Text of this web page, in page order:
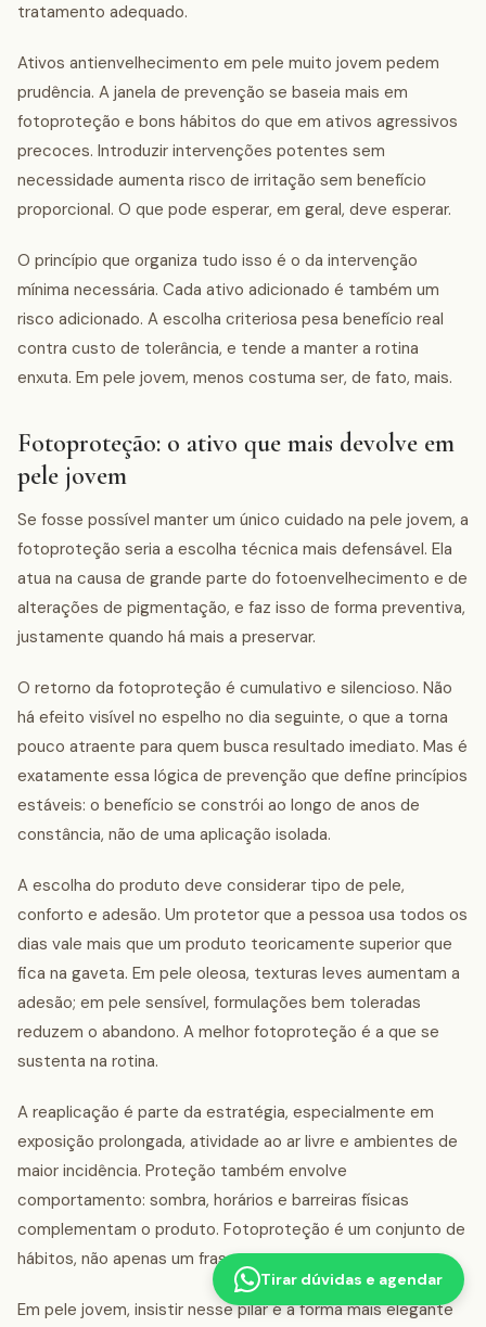
tratamento adequado.
Ativos antienvelhecimento em pele muito jovem pedem
prudência. A janela de prevenção se baseia mais em
fotoproteção e bons hábitos do que em ativos agressivos
precoces. Introduzir intervenções potentes sem
necessidade aumenta risco de irritação sem benefício
proporcional. O que pode esperar, em geral, deve esperar.
O princípio que organiza tudo isso é o da intervenção
mínima necessária. Cada ativo adicionado é também um
risco adicionado. A escolha criteriosa pesa benefício real
contra custo de tolerância, e tende a manter a rotina
enxuta. Em pele jovem, menos costuma ser, de fato, mais.
Fotoproteção: o ativo que mais devolve em
pele jovem
Se fosse possível manter um único cuidado na pele jovem, a
fotoproteção seria a escolha técnica mais defensável. Ela
atua na causa de grande parte do fotoenvelhecimento e de
alterações de pigmentação, e faz isso de forma preventiva,
justamente quando há mais a preservar.
O retorno da fotoproteção é cumulativo e silencioso. Não
há efeito visível no espelho no dia seguinte, o que a torna
pouco atraente para quem busca resultado imediato. Mas é
exatamente essa lógica de prevenção que define princípios
estáveis: o benefício se constrói ao longo de anos de
constância, não de uma aplicação isolada.
A escolha do produto deve considerar tipo de pele,
conforto e adesão. Um protetor que a pessoa usa todos os
dias vale mais que um produto teoricamente superior que
fica na gaveta. Em pele oleosa, texturas leves aumentam a
adesão; em pele sensível, formulações bem toleradas
reduzem o abandono. A melhor fotoproteção é a que se
sustenta na rotina.
A reaplicação é parte da estratégia, especialmente em
exposição prolongada, atividade ao ar livre e ambientes de
maior incidência. Proteção também envolve
comportamento: sombra, horários e barreiras físicas
complementam o produto. Fotoproteção é um conjunto de
hábitos, não apenas um frasco.
Em pele jovem, insistir nesse pilar é a forma mais elegante
Tirar dúvidas e agendar